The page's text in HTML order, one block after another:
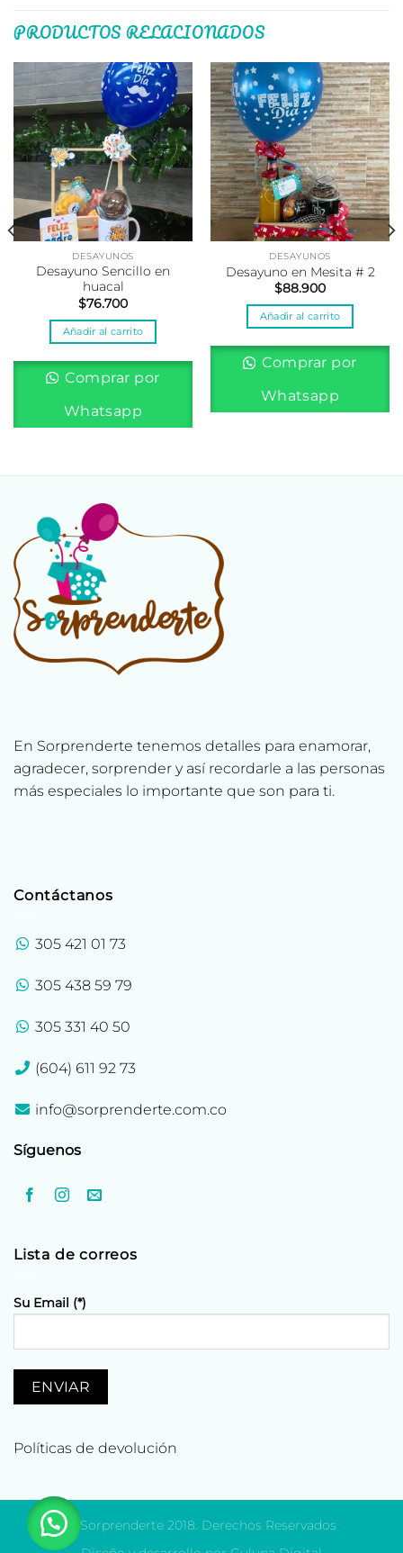
PRODUCTOS RELACIONADOS
DESAYUNOS
Desayuno Sencillo en
huacal
$76.700
Añadir al carrito
Comprar por
Whatsapp
DESAYUNOS
Desayuno en Mesita # 2
$88.900
Añadir al carrito
Comprar por
Whatsapp
En Sorprenderte tenemos detalles para enamorar,
agradecer, sorprender y así recordarle a las personas
más especiales lo importante que son para ti.
Contáctanos
305 421 01 73
305 438 59 79
305 331 40 50
(604) 611 92 73
info@sorprenderte.com.co
Síguenos
Lista de correos
Su Email (*)
Políticas de devolución
© Sorprenderte 2018. Derechos Reservados